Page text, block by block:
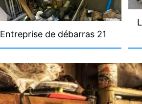
Entreprise de débarras 21